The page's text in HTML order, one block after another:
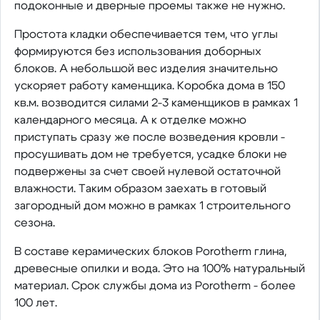
подоконные и дверные проемы также не нужно.
Простота кладки обеспечивается тем, что углы
формируются без использования доборных
блоков. А небольшой вес изделия значительно
ускоряет работу каменщика. Коробка дома в 150
кв.м. возводится силами 2-3 каменщиков в рамках 1
календарного месяца. А к отделке можно
приступать сразу же после возведения кровли -
просушивать дом не требуется, усадке блоки не
подвержены за счет своей нулевой остаточной
влажности. Таким образом заехать в готовый
загородный дом можно в рамках 1 строительного
сезона.
В составе керамических блоков Porotherm глина,
древесные опилки и вода. Это на 100% натуральный
материал. Срок службы дома из Porotherm - более
100 лет.